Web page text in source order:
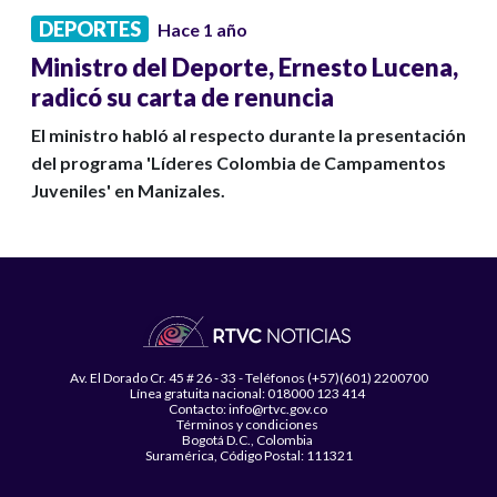
DEPORTES Hace 1 año
Ministro del Deporte, Ernesto Lucena,
radicó su carta de renuncia
El ministro habló al respecto durante la presentación
del programa 'Líderes Colombia de Campamentos
Juveniles' en Manizales.
Av. El Dorado Cr. 45 # 26 - 33 - Teléfonos (+57)(601) 2200700
Línea gratuita nacional: 018000 123 414
Contacto: info@rtvc.gov.co
Términos y condiciones
Bogotá D.C., Colombia
Suramérica, Código Postal: 111321